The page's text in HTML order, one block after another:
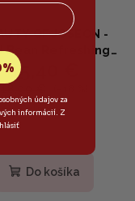
OF JOSEON -
Bean Refreshing
- Osviežujúca
na póry 140ml
15,40 €
Skladom
hodnotenie
produktu
Do košíka
údajov za
informácií. Z